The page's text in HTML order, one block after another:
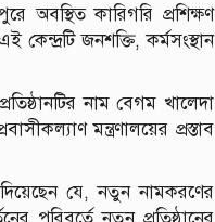
অবস্থিত কারিগরি প্রশিক্ষণ
কেন্দ্রটি জনশক্তি, কর্মসংস্থান
নাম বেগম খালেদা
মন্ত্রণালয়ের প্রস্তাব
দিয়েছেন যে, নতুন নামকরণের